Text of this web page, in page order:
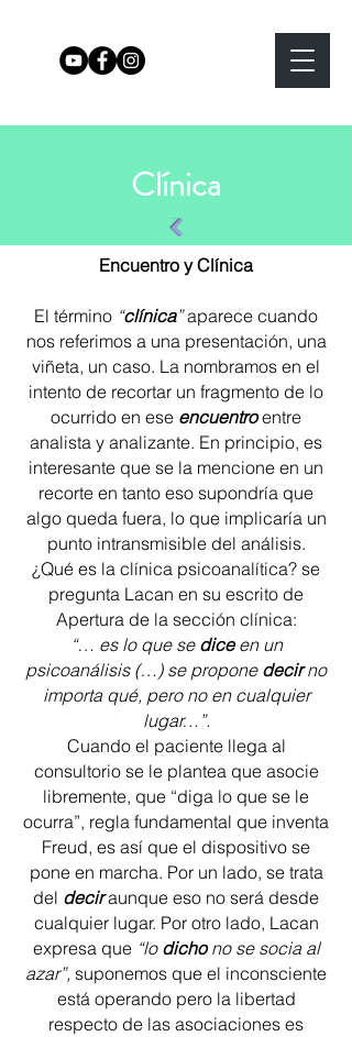
Clínica
Encuentro y Clínica
El término “clínica”aparece cuando
nos referimos a una presentación, una
viñeta, un caso. La nombramos en el
intento de recortar un fragmento de lo
ocurrido en ese encuentro entre
analista y analizante. En principio, es
interesante que se la mencione en un
recorte en tanto eso supondría que
algo queda fuera, lo que implicaría un
punto intransmisible del análisis.
¿Qué es la clínica psicoanalítica? se
pregunta Lacan en su escrito de
Apertura de la sección clínica:
“… es lo que se dice en un
psicoanálisis (…) se propone decirno
importa qué, pero no en cualquier
lugar…”.
Cuando el paciente llega al
consultorio se le plantea que asocie
libremente, que “diga lo que se le
ocurra”, regla fundamental que inventa
Freud, es así que el dispositivo se
pone en marcha. Por un lado, se trata
del deciraunque eso no será desde
cualquier lugar. Por otro lado, Lacan
expresa que “lo dichono se socia al
azar”, suponemos que el inconsciente
está operando pero la libertad
respecto de las asociaciones es